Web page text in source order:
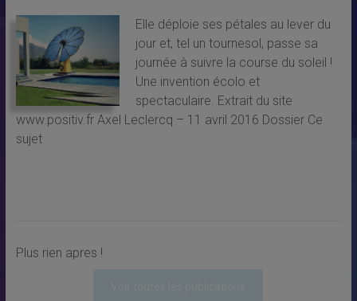
Elle déploie ses pétales au lever du
jour et, tel un tournesol, passe sa
journée à suivre la course du soleil !
Une invention écolo et
spectaculaire. Extrait du site
www.positiv.fr Axel Leclercq – 11 avril 2016 Dossier Ce
sujet
Plus rien apres !